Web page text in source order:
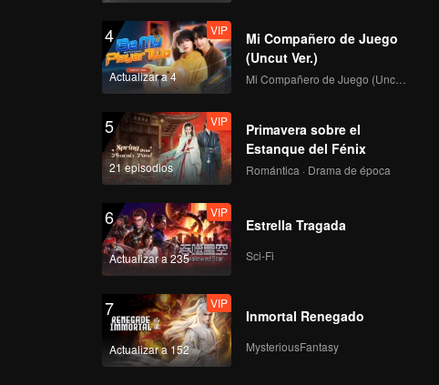
4
Actualizar a 4
VIP
Mi Compañero de Juego
(Uncut Ver.)
Mi Compañero de Juego (Uncut Ver.)
5
21 episodios
VIP
Primavera sobre el
Estanque del Fénix
Romántica · Drama de época
6
Actualizar a 235
VIP
Estrella Tragada
Sci-Fi
7
Actualizar a 152
VIP
Inmortal Renegado
MysteriousFantasy